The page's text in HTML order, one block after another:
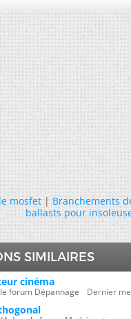
mosfet|Branchements
ballasts pour
SIMILAIRES
cinéma
forum Dépannage Dernier